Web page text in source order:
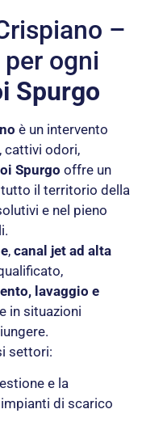
–
ogni
Spurgo
è un intervento
cattivi odori,
Spurgo offre un
il territorio della
e nel pieno
, canal jet ad alta
lavaggio e
in situazioni
settori:
e la
di scarico